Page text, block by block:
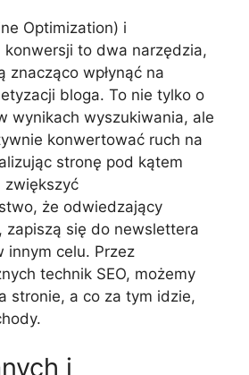
Optimization) i
konwersji to dwa narzędzia,
znacząco wpłynąć na
bloga. To nie tylko o
wynikach wyszukiwania, ale
konwertować ruch na
stronę pod kątem
zwiększyć
że odwiedzający
zapiszą się do newslettera
innym celu. Przez
technik SEO, możemy
stronie, a co za tym idzie,
i